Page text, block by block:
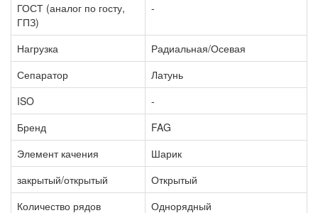
ГОСТ (аналог по госту,
ГПЗ)
-
Нагрузка
Радиальная/Осевая
Сепаратор
Латунь
ISO
-
Бренд
FAG
Элемент качения
Шарик
закрытый/открытый
Открытый
Количество рядов
Однорядный